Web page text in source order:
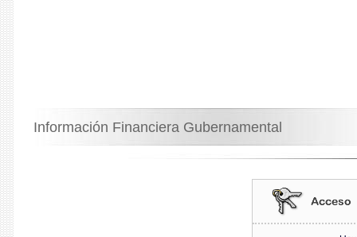
Información Financiera Gubernamental